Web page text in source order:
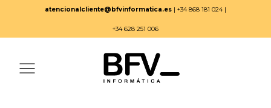
atencionalcliente@bfvinformatica.es | +34 868 181 024 |
+34 628 251 006